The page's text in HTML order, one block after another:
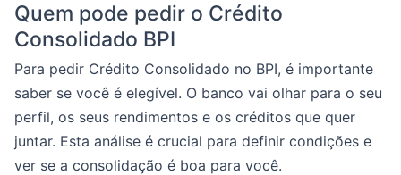
Quem pode pedir o Crédito
Consolidado BPI
Para pedir Crédito Consolidado no BPI, é importante
saber se você é elegível. O banco vai olhar para o seu
perfil, os seus rendimentos e os créditos que quer
juntar. Esta análise é crucial para definir condições e
ver se a consolidação é boa para você.